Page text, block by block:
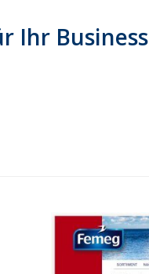
Ihr Business